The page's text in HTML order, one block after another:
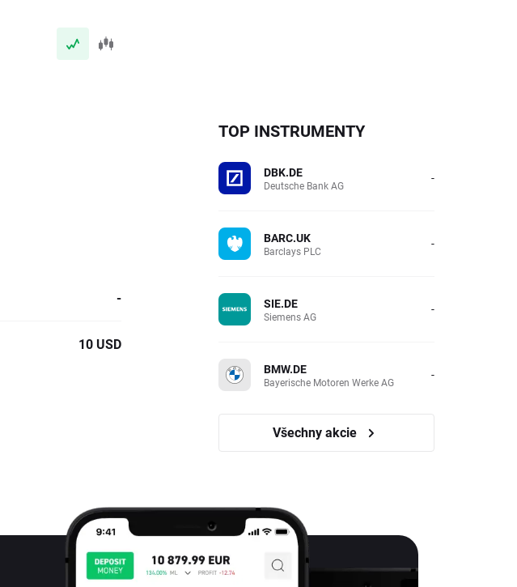
-
10 USD
TOP INSTRUMENTY
DBK.DE
Deutsche Bank AG -
BARC.UK
Barclays PLC -
SIE.DE
Siemens AG -
BMW.DE
Bayerische Motoren Werke AG -
Všechny akcie